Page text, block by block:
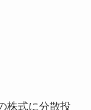
株式に分散投